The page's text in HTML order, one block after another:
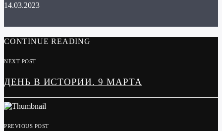
14.03.2023
CONTINUE READING
NEXT POST
ДЕНЬ В ИСТОРИИ. 9 МАРТА
PREVIOUS POST